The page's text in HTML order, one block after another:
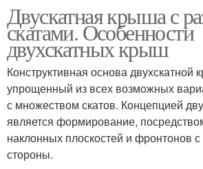
Двускатная крыша с
скатами. Особенности
двухскатных крыш
Конструктивная основа
упрощенный из всех возможных
с множеством скатов. Концепцией
является формирование,
наклонных плоскостей и фронтонов
стороны.